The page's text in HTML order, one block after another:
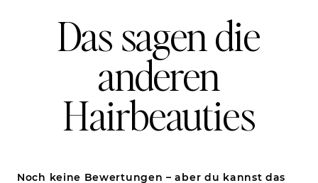
Das sagen die
anderen
Hairbeauties
Noch keine Bewertungen – aber du kannst das